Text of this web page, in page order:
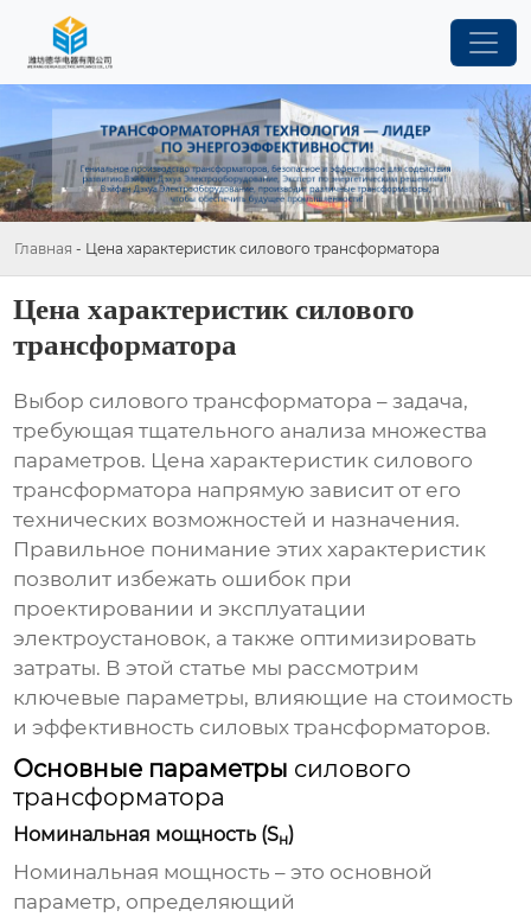
Главная - Цена характеристик силового трансформатора
Цена характеристик силового
трансформатора
Выбор силового трансформатора – задача,
требующая тщательного анализа множества
параметров. Цена характеристик силового
трансформатора напрямую зависит от его
технических возможностей и назначения.
Правильное понимание этих характеристик
позволит избежать ошибок при
проектировании и эксплуатации
электроустановок, а также оптимизировать
затраты. В этой статье мы рассмотрим
ключевые параметры, влияющие на стоимость
и эффективность силовых трансформаторов.
Основные параметры силового
трансформатора
Номинальная мощность (Sн)
Номинальная мощность – это основной
параметр, определяющий